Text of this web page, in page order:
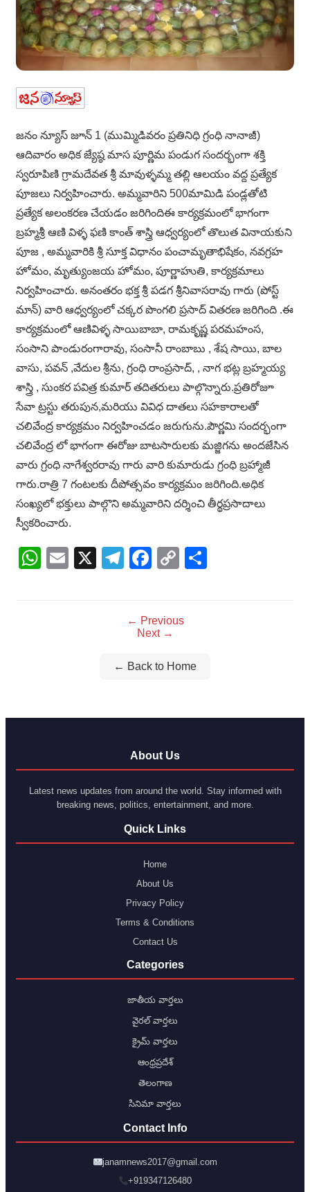
జనం న్యూస్ జూన్ 1 (ముమ్మిడివరం ప్రతినిధి గ్రంధి నానాజీ)
ఆదివారం అధిక జ్యేష్ఠ మాస పూర్ణిమ పండుగ సందర్భంగా శక్తి
స్వరూపిణి గ్రామదేవత శ్రీ మావుళ్ళమ్మ తల్లి ఆలయం వద్ద ప్రత్యేక
పూజలు నిర్వహించారు. అమ్మవారిని 500మామిడి పండ్లతోటి
ప్రత్యేక అలంకరణ చేయడం జరిగిందిఈ కార్యక్రమంలో భాగంగా
బ్రహ్మశ్రీ ఆణి విళ్ళ ఫణి కాంత్ శాస్త్రి ఆధ్వర్యంలో తొలుత వినాయకుని
పూజ , అమ్మవారికి శ్రీ సూక్త విధానం పంచామృతాభిషేకం, నవగ్రహ
హోమం, మృత్యుంజయ హోమం, పూర్ణాహుతి, కార్యక్రమాలు
నిర్వహించారు. అనంతరం భక్త శ్రీ పడగ శ్రీనివాసరావు గారు (పోస్ట్
మాన్) వారి ఆధ్వర్యంలో చక్కర పొంగలి ప్రసాద్ వితరణ జరిగింది .ఈ
కార్యక్రమంలో ఆణివిళ్ళ సాయిబాబా, రామకృష్ణ పరమహంస,
సంసాని పాండురంగారావు, సంసానీ రాంబాబు , శేష సాయి, బాల
వాసు, పవన్ ,వేదుల శ్రీను, గ్రంధి రాంప్రసాద్, , నాగ భట్ల బ్రహ్మయ్య
శాస్త్రి , సుంకర పవిత్ర కుమార్ తదితరులు పాల్గొన్నారు.ప్రతిరోజూ
సేవా ట్రస్టు తరుపున,మరియు వివిధ దాతలు సహకారాలతో
చలివేంద్ర కార్యక్రమం నిర్వహించడం జరుగును.పౌర్ణమి సందర్భంగా
చలివేంద్ర లో భాగంగా ఈరోజు బాటసారులకు మజ్జిగను అందజేసిన
వారు గ్రంధి నాగేశ్వరరావు గారు వారి కుమారుడు గ్రంధి బ్రహ్మాజీ
గారు.రాత్రి 7 గంటలకు దీపోత్సవం కార్యక్రమం జరిగింది.అధిక
సంఖ్యలో భక్తులు పాల్గొని అమ్మవారిని దర్శించి తీర్థప్రసాదాలు
స్వీకరించారు.
WhatsApp
Email
X Telegram
Facebook
Copy
← Previous
Next →
← Back to Home
About Us
Latest news updates from around the world. Stay informed with
breaking news, politics, entertainment, and more.
Quick Links
Home
About Us
Privacy Policy
Terms & Conditions
Contact Us
Categories
జాతీయ వార్తలు
వైరల్ వార్తలు
క్రైమ్ వార్తలు
ఆంధ్రప్రదేశ్
తెలంగాణ
సినిమా వార్తలు
Contact Info
janamnews2017@gmail.com
+919347126480